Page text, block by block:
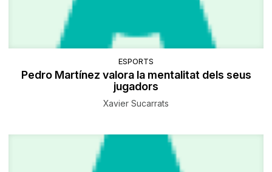
ESPORTS
Pedro Martínez valora la mentalitat dels seus
jugadors
Xavier Sucarrats